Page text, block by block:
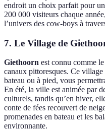
endroit un choix parfait pour
200 000 visiteurs chaque
l’univers des cow-boys à
7. Le Village de
Giethoorn est connu comme
canaux pittoresques. Ce village
bateau ou à pied, vous
En été, la ville est animée par
culturels, tandis qu’en hiver,
conte de fées recouvert de
promenades en bateau et les
environnante.